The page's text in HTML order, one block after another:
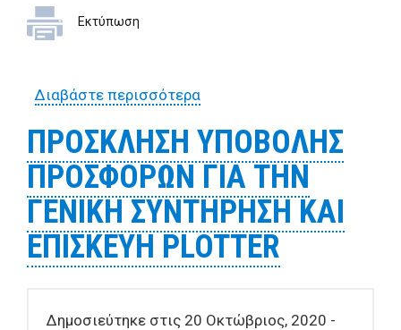
Εκτύπωση
Διαβάστε περισσότεραγια ΠΡΟΣΚΛΗΣΗ ΥΠΟΒΟΛΗΣ
ΣΥΝΤΗΡΗΣΗ ΚΑΙ ΕΠΙΣΚΕΥΗ
PLOTTER
ΠΡΟΣΚΛΗΣΗ ΥΠΟΒΟΛΗΣ
ΠΡΟΣΦΟΡΩΝ ΓΙΑ ΤΗΝ
ΓΕΝΙΚΗ ΣΥΝΤΗΡΗΣΗ ΚΑΙ
ΕΠΙΣΚΕΥΗ PLOTTER
Δημοσιεύτηκε στις 20 Οκτώβριος, 2020 -